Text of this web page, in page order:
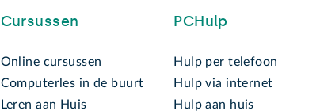
Cursussen
Online cursussen
Computerles in de buurt
Leren aan Huis
PCHulp
Hulp per telefoon
Hulp via internet
Hulp aan huis